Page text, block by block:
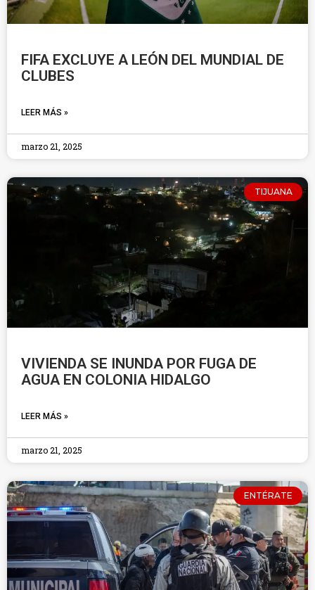
FIFA EXCLUYE A LEÓN DEL MUNDIAL DE
CLUBES
LEER MÁS »
marzo 21, 2025
TIJUANA
VIVIENDA SE INUNDA POR FUGA DE
AGUA EN COLONIA HIDALGO
LEER MÁS »
marzo 21, 2025
ENTÉRATE